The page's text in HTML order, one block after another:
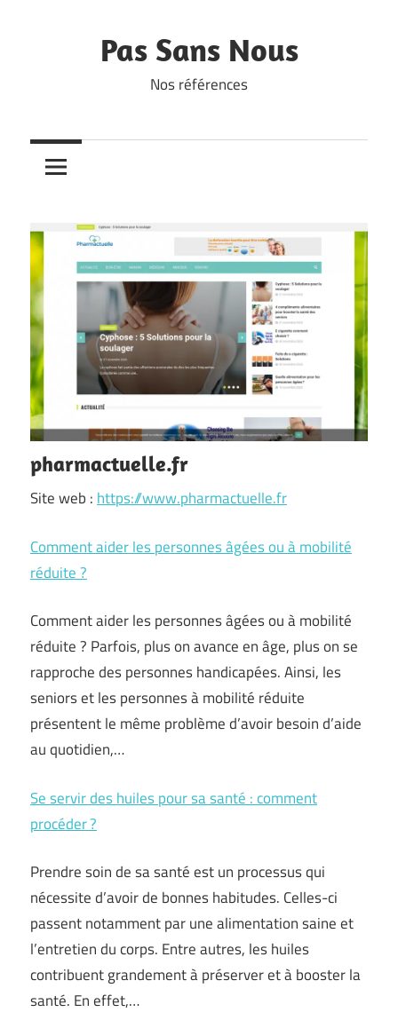
Pas Sans Nous
Nos références
pharmactuelle.fr
Site web : https://www.pharmactuelle.fr
Comment aider les personnes âgées ou à mobilité
réduite ?
Comment aider les personnes âgées ou à mobilité
réduite ? Parfois, plus on avance en âge, plus on se
rapproche des personnes handicapées. Ainsi, les
seniors et les personnes à mobilité réduite
présentent le même problème d’avoir besoin d’aide
au quotidien,…
Se servir des huiles pour sa santé : comment
procéder ?
Prendre soin de sa santé est un processus qui
nécessite d’avoir de bonnes habitudes. Celles-ci
passent notamment par une alimentation saine et
l’entretien du corps. Entre autres, les huiles
contribuent grandement à préserver et à booster la
santé. En effet,…